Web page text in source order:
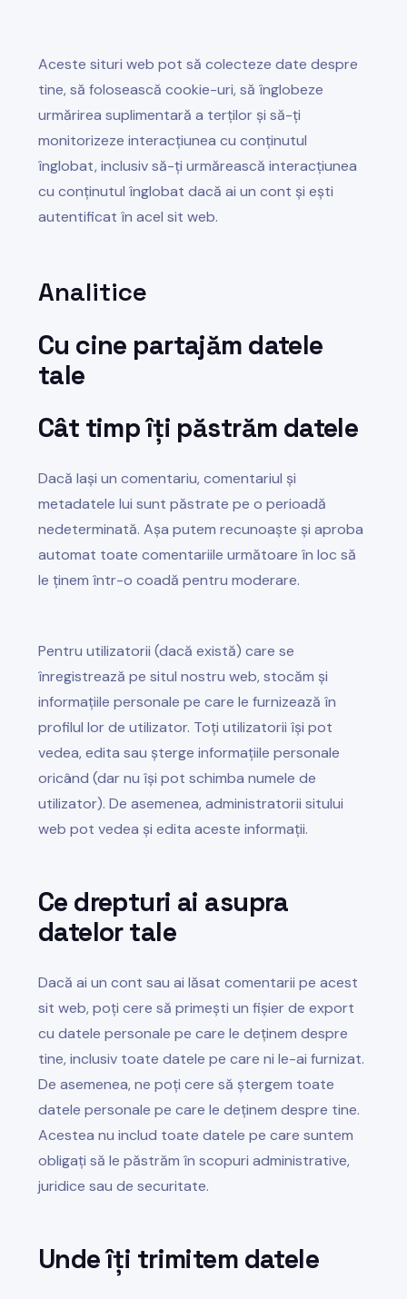
Aceste situri web pot să colecteze date despre
tine, să folosească cookie-uri, să înglobeze
urmărirea suplimentară a terților și să-ți
monitorizeze interacțiunea cu conținutul
înglobat, inclusiv să-ți urmărească interacțiunea
cu conținutul înglobat dacă ai un cont și ești
autentificat în acel sit web.
Analitice
Cu cine partajăm datele
tale
Cât timp îți păstrăm datele
Dacă lași un comentariu, comentariul și
metadatele lui sunt păstrate pe o perioadă
nedeterminată. Așa putem recunoaște și aproba
automat toate comentariile următoare în loc să
le ținem într-o coadă pentru moderare.
Pentru utilizatorii (dacă există) care se
înregistrează pe situl nostru web, stocăm și
informațiile personale pe care le furnizează în
profilul lor de utilizator. Toți utilizatorii își pot
vedea, edita sau șterge informațiile personale
oricând (dar nu își pot schimba numele de
utilizator). De asemenea, administratorii sitului
web pot vedea și edita aceste informații.
Ce drepturi ai asupra
datelor tale
Dacă ai un cont sau ai lăsat comentarii pe acest
sit web, poți cere să primești un fișier de export
cu datele personale pe care le deținem despre
tine, inclusiv toate datele pe care ni le-ai furnizat.
De asemenea, ne poți cere să ștergem toate
datele personale pe care le deținem despre tine.
Acestea nu includ toate datele pe care suntem
obligați să le păstrăm în scopuri administrative,
juridice sau de securitate.
Unde îți trimitem datele